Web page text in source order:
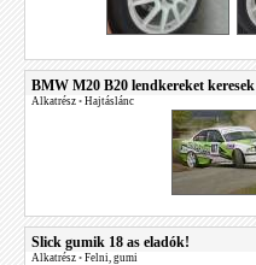
BMW M20 B20 lendkereket keresek
Alkatrész • Hajtáslánc
Slick gumik 18 as eladók!
Alkatrész • Felni, gumi